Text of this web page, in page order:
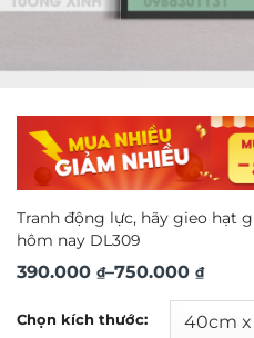
Tranh động lực, hãy gieo hạt
hôm nay DL309
390.000 ₫–750.000 ₫
Khoảng
Chọn kích thước: